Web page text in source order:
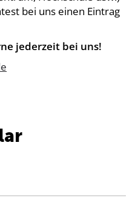
bei uns einen Eintrag
jederzeit bei uns!